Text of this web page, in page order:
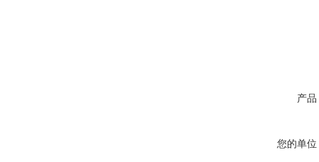
产品
您的单位